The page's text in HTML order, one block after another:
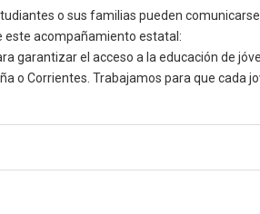
o sus familias pueden
este acompañamiento estatal:
garantizar el acceso a la educación de
o Corrientes. Trabajamos para que